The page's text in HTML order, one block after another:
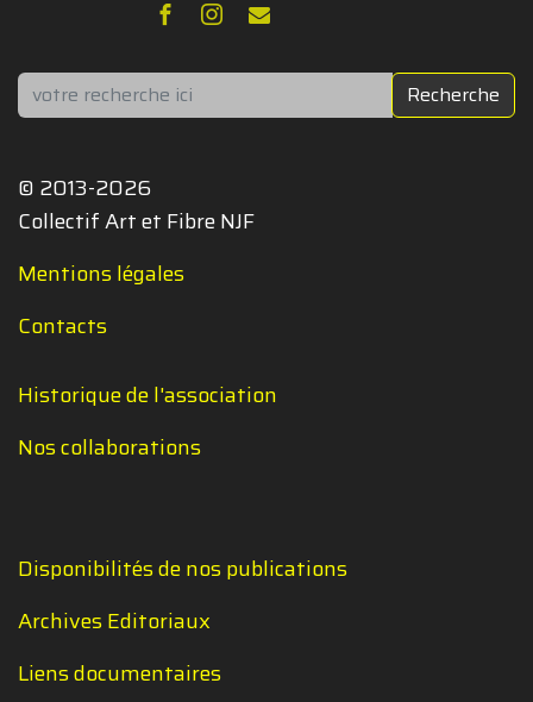
Rechercher Recherche
© 2013-2026
Collectif Art et Fibre NJF
Mentions légales
Contacts
Historique de l'association
Nos collaborations
Disponibilités de nos publications
Archives Editoriaux
Liens documentaires